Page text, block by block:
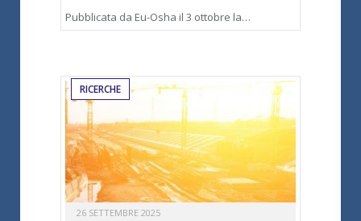
Pubblicata da Eu-Osha il 3 ottobre la…
RICERCHE
26 SETTEMBRE 2025